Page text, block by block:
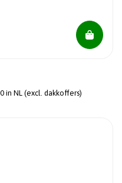
in NL (excl. dakkoffers)